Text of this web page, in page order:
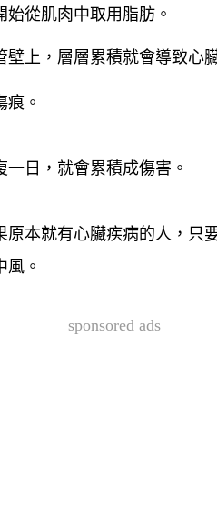
從肌肉中取用脂肪。
上，層層累積就會導致心
。
日，就會累積成傷害。
本就有心臟疾病的人，只
。
sponsored ads